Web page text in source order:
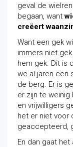
geval de
begaan, want
creëert
Want een gek
immers niet
hem gek. Dit is
we al jaren een
de berg. Er is
er zijn te weinig
en vrijwilligers
het er niet voor
geaccepteerd,
En dan gaat